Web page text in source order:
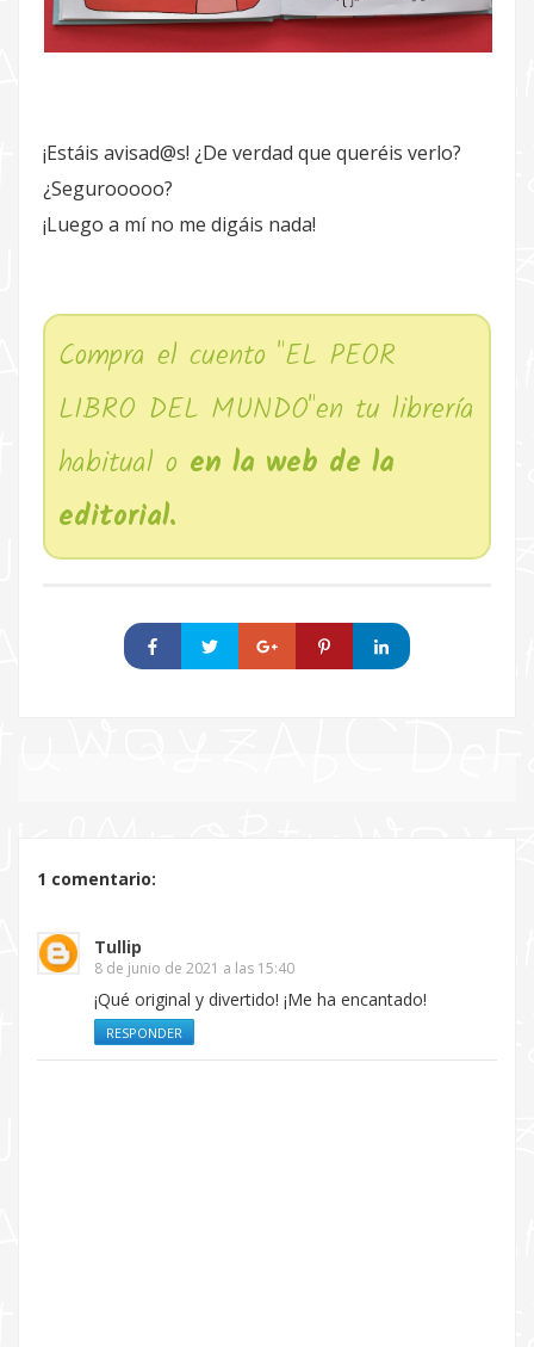
¡Estáis avisad@s! ¿De verdad que queréis verlo?
¿Segurooooo?
¡Luego a mí no me digáis nada!
Compra el cuento "EL PEOR
LIBRO DEL MUNDO"en tu librería
habitual o en la web de la
editorial.
1 comentario:
Tullip
8 de junio de 2021 a las 15:40
¡Qué original y divertido! ¡Me ha encantado!
RESPONDER